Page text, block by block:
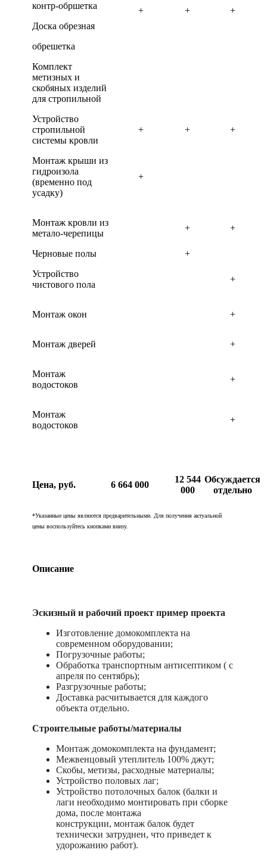
контр-обршетка
Доска обрезная
обрешетка
Комплект
метизных и
скобяных изделий
для стропильной
+ + +
Устройство
стропильной
системы кровли
+ + +
Монтаж крыши из
гидроизола
(временно под
усадку)
+
Монтаж кровли из
метало-черепицы
+ +
Черновые полы
+
Устройство
чистового пола
+
Монтаж окон +
Монтаж дверей +
Монтаж
водостоков
+
Монтаж
водостоков
+
Цена, руб. 6 664 000
12 544
000
Обсуждается
отдельно
*Указанные цены являются предварительными. Для получения актуальной
цены воспользуйтесь кнопками внизу.
Описание
Эскизный и рабочий проект пример проекта
Изготовление домокомплекта на
современном оборудовании;
Погрузочные работы;
Обработка транспортным антисептиком ( с
апреля по сентябрь);
Разгрузочные работы;
Доставка расчитывается для каждого
объекта отдельно.
Строительные работы/материалы
Монтаж домокомплекта на фундамент;
Межвенцовый утеплитель 100% джут;
Скобы, метизы, расходные материалы;
Устройство половых лаг;
Устройство потолочных балок (балки и
лаги необходимо монтировать при сборке
дома, после монтажа
конструкции, монтаж балок будет
технически затруднен, что приведет к
удорожанию работ).